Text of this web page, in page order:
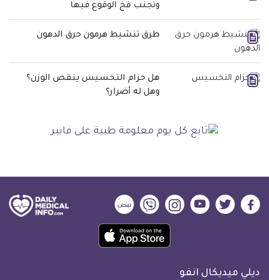
وتجنب فخ الوقوع فيها
طرق تنشيط هرمون حرق الدهون
هل حزام التخسيس ينقص الوزن؟
وهل له أضرار؟
ديلي
فيسبوك
ديلي
تويتر
ديلي
ميديكال
يوتيوب
ديلي
ميديكال
انفو
ديلي
ميديكال
انفو
ديلي
ميديكال
انفو
حمل
تطبيق
ديلي ميديكال انفو